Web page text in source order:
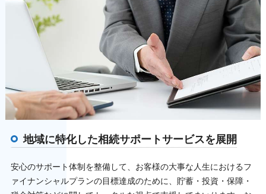
地域に特化した相続サポートサービスを展開
安心のサポート体制を整備して、お客様の大事な人生におけるフ
ァイナンシャルプランの目標達成のために、貯蓄・投資・保障・